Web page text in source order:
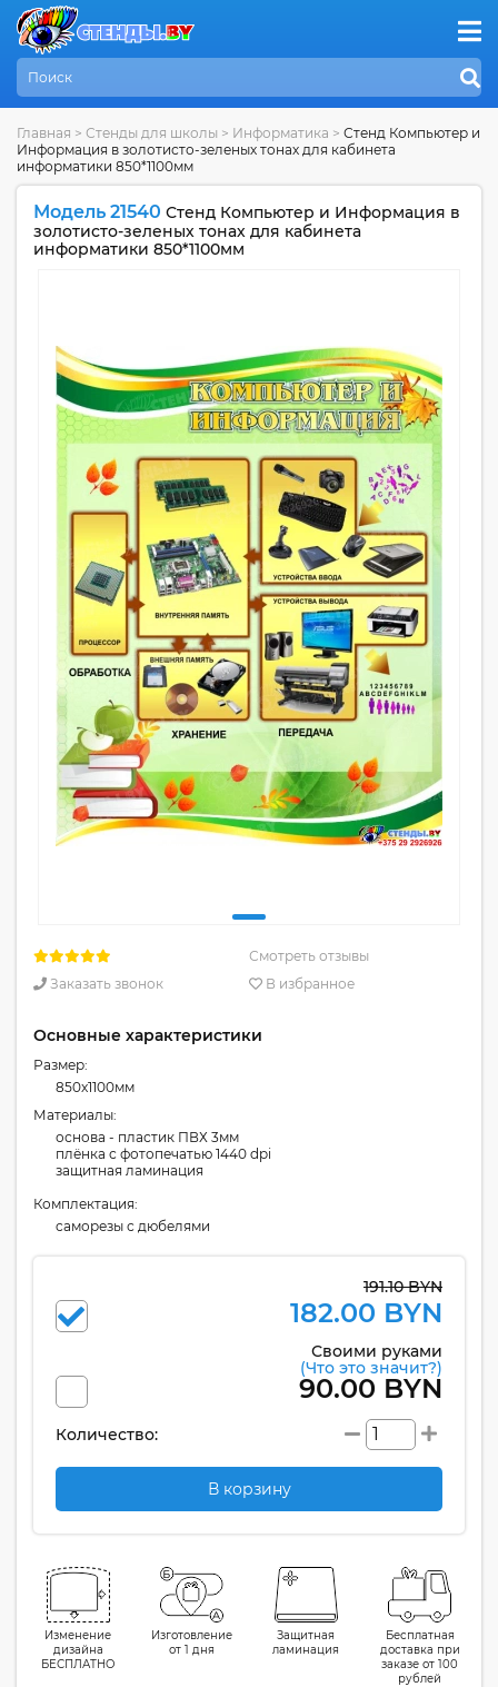
Главная > Стенды для школы > Информатика > Стенд Компьютер и
Информация в золотисто-зеленых тонах для кабинета
информатики 850*1100мм
Модель 21540 Стенд Компьютер и Информация в
золотисто-зеленых тонах для кабинета
информатики 850*1100мм
Смотреть отзывы
Заказать звонок
В избранное
Основные характеристики
Размер:
850x1100мм
Материалы:
основа - пластик ПВХ 3мм
плёнка с фотопечатью 1440 dpi
защитная ламинация
Комплектация:
cаморезы с дюбелями
191.10 BYN
182.00 BYN
Своими руками
(Что это значит?)
90.00 BYN
Количество:
В корзину
Изменение
дизайна
БЕСПЛАТНО
Изготовление
от 1 дня
Защитная
ламинация
Бесплатная
доставка при
заказе от 100
рублей